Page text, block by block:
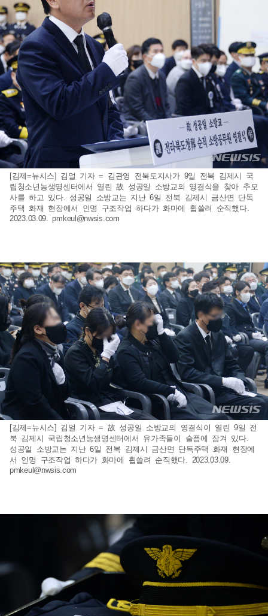
[김제=뉴시스] 김얼 기자 = 김관영 전북도지사가 9일 전북 김제시 국
립청소년농생명센터에서 열린 故 성공일 소방교의 영결식을 찾아 추모
사를 하고 있다. 성공일 소방교는 지난 6일 전북 김제시 금산면 단독
주택 화재 현장에서 인명 구조작업 하다가 화마에 휩쓸려 순직했다.
2023.03.09.pmkeul@nwsis.com
[김제=뉴시스] 김얼 기자 = 故 성공일 소방교의 영결식이 열린 9일 전
북 김제시 국립청소년농생명센터에서 유가족들이 슬픔에 잠겨 있다.
성공일 소방교는 지난 6일 전북 김제시 금산면 단독주택 화재 현장에
서 인명 구조작업 하다가 화마에 휩쓸려 순직했다. 2023.03.09.
pmkeul@nwsis.com